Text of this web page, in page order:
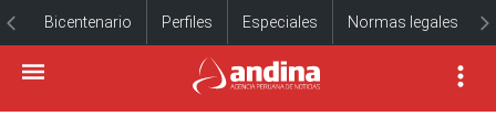
Bicentenario Perfiles Especiales Normas legales